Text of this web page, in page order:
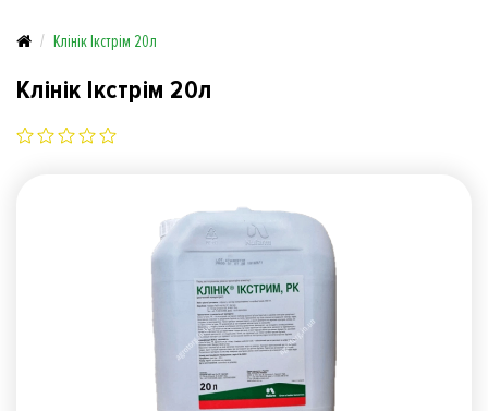
Клінік Ікстрім 20л
Клінік Ікстрім 20л